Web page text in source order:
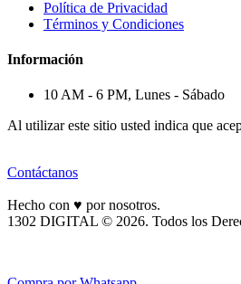
Política de Privacidad
Términos y Condiciones
Información
10 AM - 6 PM, Lunes - Sábado
Al utilizar este sitio usted indica que
Contáctanos
Hecho con ♥ por nosotros.
1302 DIGITAL © 2026. Todos los